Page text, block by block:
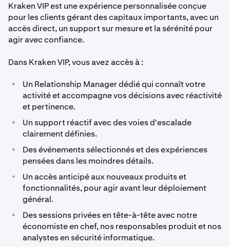
Kraken VIP est une expérience personnalisée conçue
pour les clients gérant des capitaux importants, avec un
accès direct, un support sur mesure et la sérénité pour
agir avec confiance.
Dans Kraken VIP, vous avez accès à :
•
Un Relationship Manager dédié qui connaît votre
activité et accompagne vos décisions avec réactivité
et pertinence.
•
Un support réactif avec des voies d'escalade
clairement définies.
•
Des événements sélectionnés et des expériences
pensées dans les moindres détails.
•
Un accès anticipé aux nouveaux produits et
fonctionnalités, pour agir avant leur déploiement
général.
•
Des sessions privées en tête-à-tête avec notre
économiste en chef, nos responsables produit et nos
analystes en sécurité informatique.